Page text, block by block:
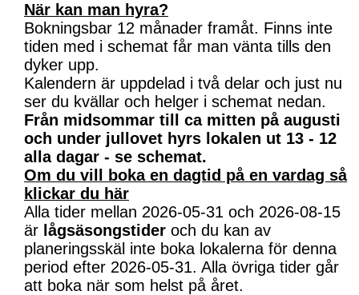
När kan man hyra?
Bokningsbar 12 månader framåt. Finns inte
tiden med i schemat får man vänta tills den
dyker upp.
Kalendern är uppdelad i två delar och just nu
ser du kvällar och helger i schemat nedan.
Från midsommar till ca mitten på augusti
och under jullovet hyrs lokalen ut 13 - 12
alla dagar - se schemat.
Om du vill boka en dagtid på en vardag så
klickar du här
Alla tider mellan 2026-05-31 och 2026-08-15
är lågsäsongstider och du kan av
planeringsskäl inte boka lokalerna för denna
period efter 2026-05-31. Alla övriga tider går
att boka när som helst på året.